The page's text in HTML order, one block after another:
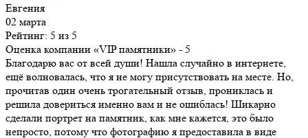
Евгения
02 марта
Рейтинг: 5 из 5
Оценка компании «VIP памятники» - 5
Благодарю вас от всей души! Нашла случайно в интернете,
ещё волновалась, что я не могу присутствовать на месте. Но,
прочитав один очень трогательный отзыв, прониклась и
решила довериться именно вам и не ошиблась! Шикарно
сделали портрет на памятник, как мне кажется, это было
непросто, потому что фотографию я предоставила в виде